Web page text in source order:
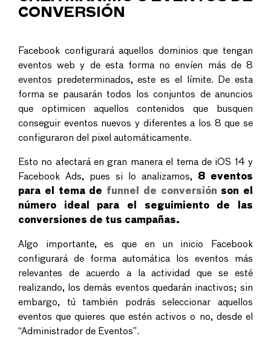
CONVERSIÓN
Facebook configurará aquellos dominios que tengan
eventos web y de esta forma no envíen más de 8
eventos predeterminados, este es el límite. De esta
forma se pausarán todos los conjuntos de anuncios
que optimicen aquellos contenidos que busquen
conseguir eventos nuevos y diferentes a los 8 que se
configuraron del pixel automáticamente.
Esto no afectará en gran manera el tema de iOS 14 y
Facebook Ads, pues si lo analizamos, 8 eventos
para el tema de funnel de conversión son el
número ideal para el seguimiento de las
conversiones de tus campañas.
Algo importante, es que en un inicio Facebook
configurará de forma automática los eventos más
relevantes de acuerdo a la actividad que se esté
realizando, los demás eventos quedarán inactivos; sin
embargo, tú también podrás seleccionar aquellos
eventos que quieres que estén activos o no, desde el
“Administrador de Eventos”.